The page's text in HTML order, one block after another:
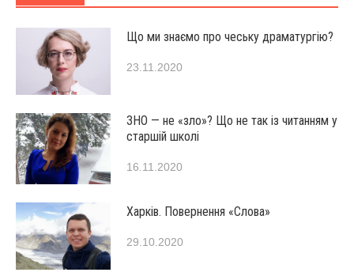
Що ми знаємо про чеську драматургію?
23.11.2020
ЗНО — не «зло»? Що не так із читанням у
старшій школі
16.11.2020
Харків. Повернення «Слова»
29.10.2020